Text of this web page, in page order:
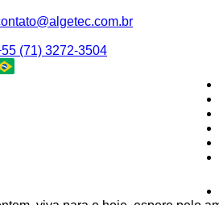
(71) 3272-3504